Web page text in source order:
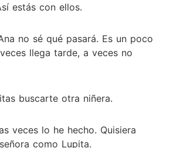
estás con ellos.
no sé qué pasará. Es un poco
llega tarde, a veces no
buscarte otra niñera.
veces lo he hecho. Quisiera
como Lupita.